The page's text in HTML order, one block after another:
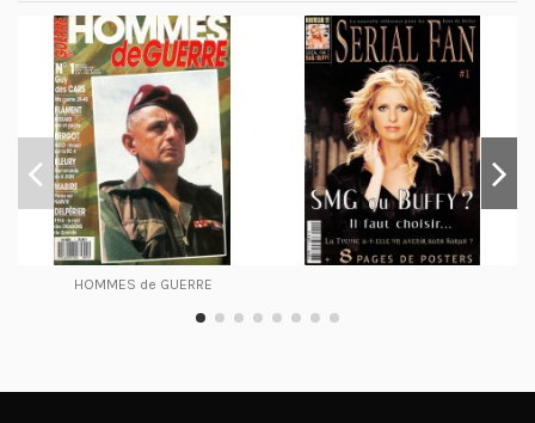
HOMMES de GUERRE